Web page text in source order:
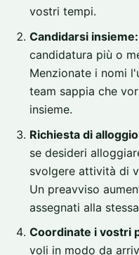
vostri tempi.
Candidarsi insieme:
candidatura più o
Menzionate i nomi
team sappia che
insieme.
Richiesta di
se desideri
svolgere attività di
Un preavviso
assegnati alla
Coordinate i vostri
voli in modo da